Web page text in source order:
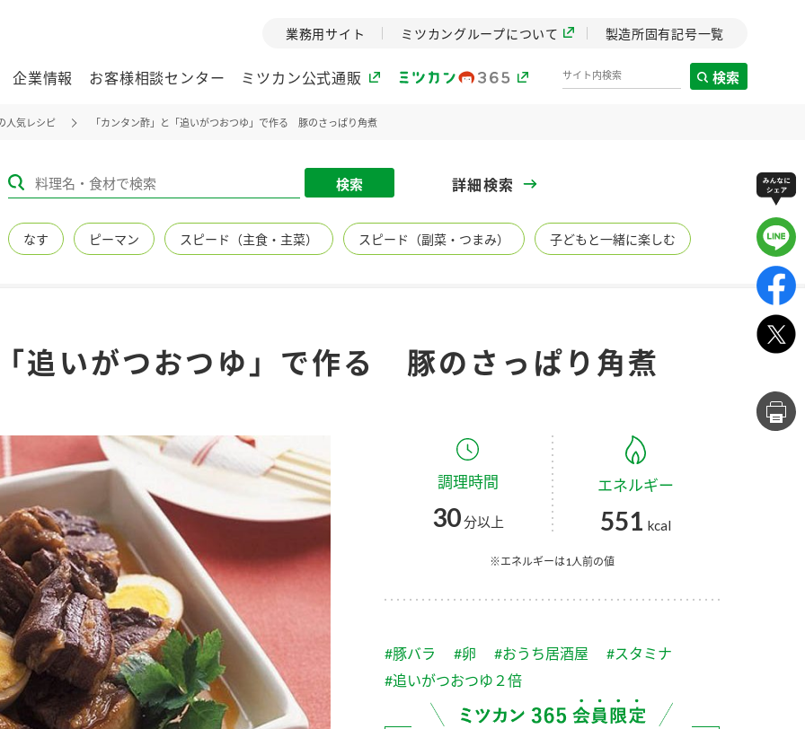
酢 調味酢 お酢ドリンク ぽん酢 みりん風・料理酒 鍋用調味料 つゆ たれ
スープ 中華 レモン果汁 炊き込みご飯の素 米飯用調味液
納豆 Fibee
企業情報
企業理念
ミツカングループの企
ミツカンの歴史
創業から現在までのミ
環境への取り組み
ミツカンの環境への取
水の文化センター
（アーカイブ）
ZENB initiative
植物を可能な限りまる
MIM（ミツカンミュ
ージアム）
ミツカンの酢づくりの
歴史などが学べる体験
型博物館です。
おいしさと健康への
取り組み
おいしさと健康に役立
キッザニア東京「ぽ
ん酢工房」
味ぽんやお酢について
楽しく学べるパビリオ
ンです。
お客様相談センター ミツカン公式通販
業務用サイト ミツカングループについて 製造所固有記号一覧
検索
人気レシピ 「カンタン酢」と「追いがつおつゆ」で作る 豚のさっぱり角煮
検索 詳細検索
なす ピーマン スピード（主食・主菜） スピード（副菜・つまみ） 子どもと一緒に楽しむ
追いがつおつゆ」で作る 豚のさっぱり角煮
調理時間
30分以上
エネルギー
551 kcal
※エネルギーは1人前の値
#豚バラ #卵 #おうち居酒屋
#スタミナ
#追いがつおつゆ２倍